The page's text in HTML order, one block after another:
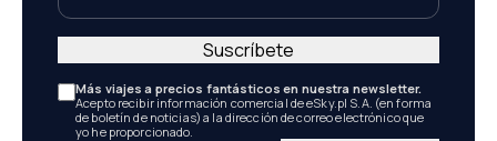
Más viajes a precios fantásticos en nuestra newsletter.
Acepto recibir información comercial de eSky.pl S.A. (en forma
de boletín de noticias) a la dirección de correo electrónico que
yo he proporcionado.
Suscríbete